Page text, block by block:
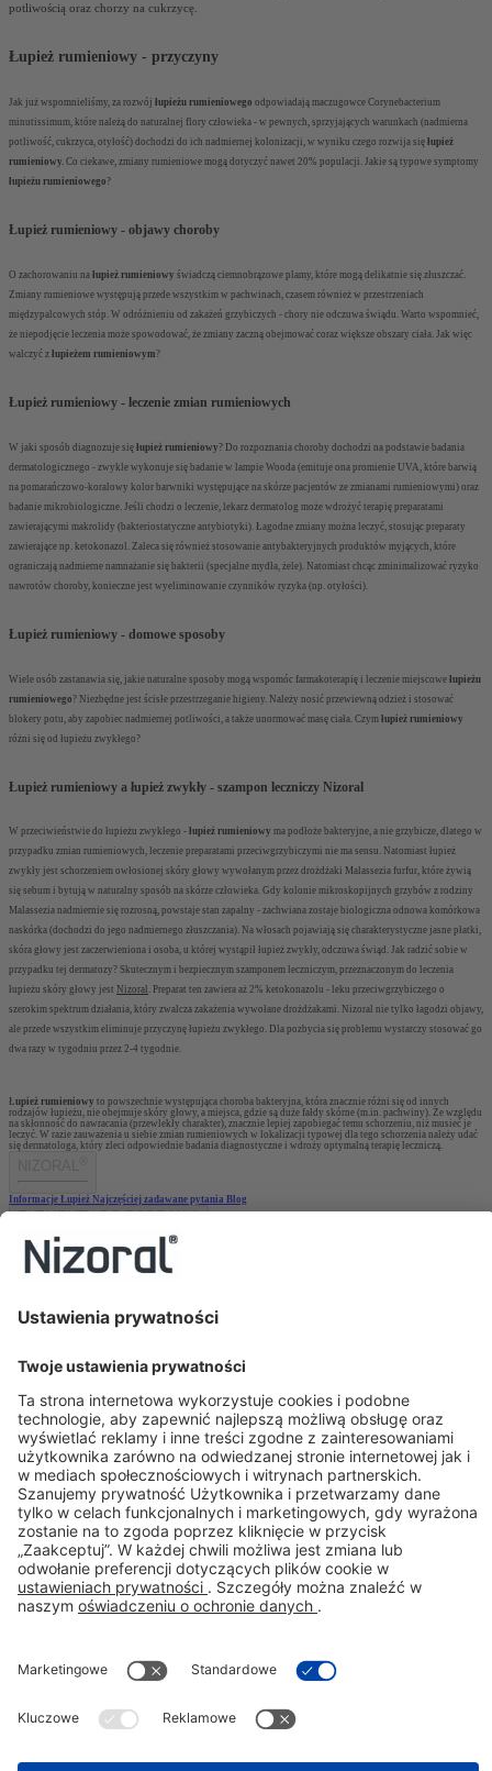
potliwością oraz chorzy na cukrzycę.
Łupież rumieniowy - przyczyny
Jak już wspomnieliśmy, za rozwój łupieżu rumieniowego odpowiadają maczugowce Corynebacterium
minutissimum, które należą do naturalnej flory człowieka - w pewnych, sprzyjających warunkach (nadmierna
potliwość, cukrzyca, otyłość) dochodzi do ich nadmiernej kolonizacji, w wyniku czego rozwija się łupież
rumieniowy. Co ciekawe, zmiany rumieniowe mogą dotyczyć nawet 20% populacji. Jakie są typowe symptomy
łupieżu rumieniowego?
Łupież rumieniowy - objawy choroby
O zachorowaniu na łupież rumieniowy świadczą ciemnobrązowe plamy, które mogą delikatnie się złuszczać.
Zmiany rumieniowe występują przede wszystkim w pachwinach, czasem również w przestrzeniach
międzypalcowych stóp. W odróżnieniu od zakażeń grzybiczych - chory nie odczuwa świądu. Warto wspomnieć,
że niepodjęcie leczenia może spowodować, że zmiany zaczną obejmować coraz większe obszary ciała. Jak więc
walczyć z łupieżem rumieniowym?
Łupież rumieniowy - leczenie zmian rumieniowych
W jaki sposób diagnozuje się łupież rumieniowy? Do rozpoznania choroby dochodzi na podstawie badania
dermatologicznego - zwykle wykonuje się badanie w lampie Wooda (emituje ona promienie UVA, które barwią
na pomarańczowo-koralowy kolor barwniki występujące na skórze pacjentów ze zmianami rumieniowymi) oraz
badanie mikrobiologiczne. Jeśli chodzi o leczenie, lekarz dermatolog może wdrożyć terapię preparatami
zawierającymi makrolidy (bakteriostatyczne antybiotyki). Łagodne zmiany można leczyć, stosując preparaty
zawierające np. ketokonazol. Zaleca się również stosowanie antybakteryjnych produktów myjących, które
ograniczają nadmierne namnażanie się bakterii (specjalne mydła, żele). Natomiast chcąc zminimalizować ryzyko
nawrotów choroby, konieczne jest wyeliminowanie czynników ryzyka (np. otyłości).
Łupież rumieniowy - domowe sposoby
Wiele osób zastanawia się, jakie naturalne sposoby mogą wspomóc farmakoterapię i leczenie miejscowe łupieżu
rumieniowego? Niezbędne jest ścisłe przestrzeganie higieny. Należy nosić przewiewną odzież i stosować
blokery potu, aby zapobiec nadmiernej potliwości, a także unormować masę ciała. Czym łupież rumieniowy
różni się od łupieżu zwykłego?
Łupież rumieniowy a łupież zwykły - szampon leczniczy Nizoral
W przeciwieństwie do łupieżu zwykłego - łupież rumieniowy ma podłoże bakteryjne, a nie grzybicze, dlatego w
przypadku zmian rumieniowych, leczenie preparatami przeciwgrzybiczymi nie ma sensu. Natomiast łupież
zwykły jest schorzeniem owłosionej skóry głowy wywołanym przez drożdżaki Malassezia furfur, które żywią
się sebum i bytują w naturalny sposób na skórze człowieka. Gdy kolonie mikroskopijnych grzybów z rodziny
Malassezia nadmiernie się rozrosną, powstaje stan zapalny - zachwiana zostaje biologiczna odnowa komórkowa
naskórka (dochodzi do jego nadmiernego złuszczania). Na włosach pojawiają się charakterystyczne jasne płatki,
skóra głowy jest zaczerwieniona i osoba, u której wystąpił łupież zwykły, odczuwa świąd. Jak radzić sobie w
przypadku tej dermatozy? Skutecznym i bezpiecznym szamponem leczniczym, przeznaczonym do leczenia
łupieżu skóry głowy jest Nizoral . Preparat ten zawiera aż 2% ketokonazolu - leku przeciwgrzybiczego o
szerokim spektrum działania, który zwalcza zakażenia wywołane drożdżakami. Nizoral nie tylko łagodzi objawy,
ale przede wszystkim eliminuje przyczynę łupieżu zwykłego. Dla pozbycia się problemu wystarczy stosować go
dwa razy w tygodniu przez 2-4 tygodnie.
Łupież rumieniowy to powszechnie występująca choroba bakteryjna, która znacznie różni się od innych
rodzajów łupieżu, nie obejmuje skóry głowy, a miejsca, gdzie są duże fałdy skórne (m.in. pachwiny). Ze względu
na skłonność do nawracania (przewlekły charakter), znacznie lepiej zapobiegać temu schorzeniu, niż musieć je
leczyć. W razie zauważenia u siebie zmian rumieniowych w lokalizacji typowej dla tego schorzenia należy udać
się dermatologa, który zleci odpowiednie badania diagnostyczne i wdroży optymalną terapię leczniczą.
Informacje Łupież Najczęściej zadawane pytania Blog
ELEMENTY DO POBRANIA
Ulotka dla pacjenta
BĄDŹMY W KONTAKCIE
Stada Pharm Sp. z o.o., ul. Krakowiaków 44, 02-255 Warszawa
©Copyright STADA
Skrócona informacja o leku : Nizoral, 20 mg/g, szampon leczniczy. Skład jakościowy i ilościowy: 1 g
szamponu leczniczego zawiera 20 mg ketokonazolu ( Ketoconazolum). Substancje pomocnicze o znanym
działaniu
. 1 g szamponu leczniczego zawiera 2 mg kompozycji zapachowej, która zawiera alergeny, 0,8 µg
alkoholu benzylowego (E 1519), 1,2 µg kwasu benzoesowego (E 210) i 0,2 µg butylohydroksytoluenu (E 321).
Postać farmaceutyczna:
Szampon leczniczy.Wskazania do stosowania: Produkt leczniczy Nizoral w postaci
szamponu leczniczego
wskazany jest w leczeniu i profilaktyce następujących chorób skóry wywołanych przez
drożdżaki z rodzaju Malassezia (wcześniej nazywanePityrosporum): łupieżu owłosionej skóry głowy,
łojotokowego zapalenia skóry. Produkt leczniczy Nizoral w postaci szamponu leczniczego
Stada Pharm Sp. z o.o.; ul. Krakowiaków 44, 02-255 Warszawa.
Produkt leczniczy wydawany bez przepisu lekarza. Charakterystyka Produktu Leczniczego z dnia: 30.01.2023r.
To jest lek. Dla bezpieczeństwa stosuj go